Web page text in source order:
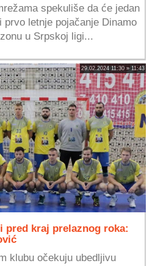
spekuliše da će jedan
letnje pojačanje Dinamo
u Srpskoj ligi...
29.02.2024 11:30 » 11:43
pred kraj prelaznog roka:
klubu očekuju ubedljivu